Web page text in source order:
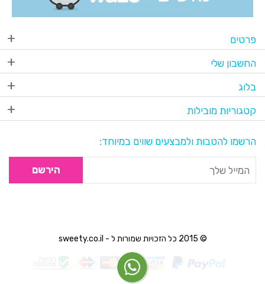
פרטים
החשבון שלי
בלוג
קטגוריות מובילות
הרשמו להטבות ולמבצעים שווים במיוחד:
הירשם
© 2015 כל הזכויות שמורות ל - sweety.co.il